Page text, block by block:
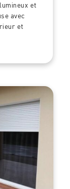
et
avec
et